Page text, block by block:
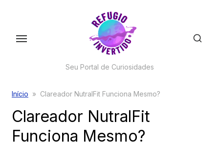
Seu Portal de Curiosidades
Início » Clareador NutralFit Funciona Mesmo?
Clareador NutralFit
Funciona Mesmo?